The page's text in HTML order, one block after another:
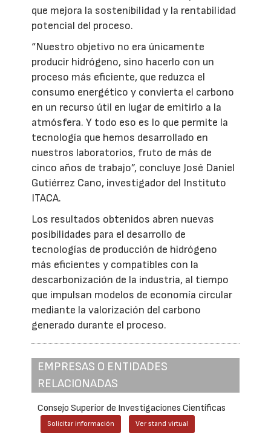
que mejora la sostenibilidad y la rentabilidad
potencial del proceso.
“Nuestro objetivo no era únicamente
producir hidrógeno, sino hacerlo con un
proceso más eficiente, que reduzca el
consumo energético y convierta el carbono
en un recurso útil en lugar de emitirlo a la
atmósfera. Y todo eso es lo que permite la
tecnología que hemos desarrollado en
nuestros laboratorios, fruto de más de
cinco años de trabajo”, concluye José Daniel
Gutiérrez Cano, investigador del Instituto
ITACA.
Los resultados obtenidos abren nuevas
posibilidades para el desarrollo de
tecnologías de producción de hidrógeno
más eficientes y compatibles con la
descarbonización de la industria, al tiempo
que impulsan modelos de economía circular
mediante la valorización del carbono
generado durante el proceso.
EMPRESAS O ENTIDADES
RELACIONADAS
Consejo Superior de Investigaciones Científicas
Solicitar información Ver stand virtual